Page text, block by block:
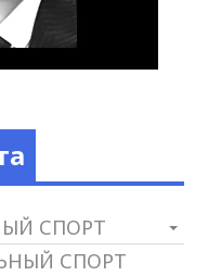
СПОРТ
СПОРТ